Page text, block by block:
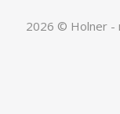
2026 © Holner -